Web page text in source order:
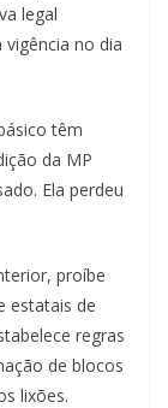
legal
no dia
têm
da MP
Ela perdeu
proíbe
estatais de
regras
de blocos
lixões.